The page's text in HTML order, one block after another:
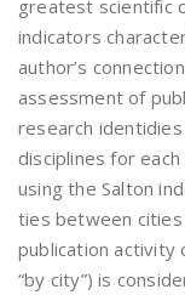
greatest scientific
indicators
author’s
assessment of
research
disciplines for
using the Salton
ties between
publication activity
“by city”) is